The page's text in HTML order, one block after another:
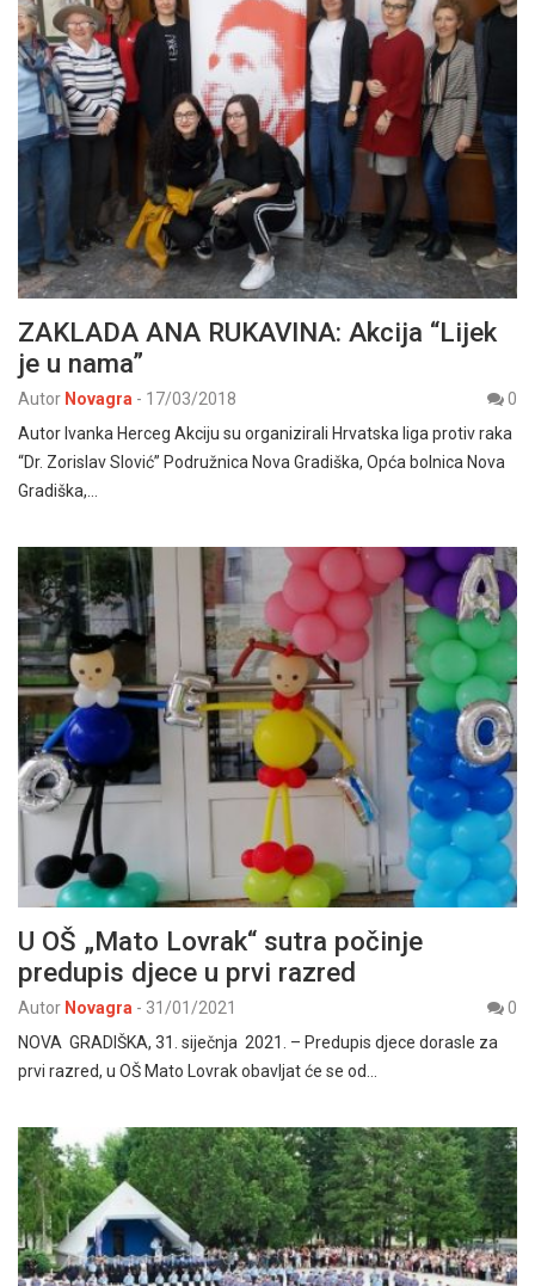
ZAKLADA ANA RUKAVINA: Akcija “Lijek
je u nama”
Autor Novagra - 17/03/2018
0
Autor Ivanka Herceg Akciju su organizirali Hrvatska liga protiv raka
“Dr. Zorislav Slović” Podružnica Nova Gradiška, Opća bolnica Nova
Gradiška,…
U OŠ „Mato Lovrak“ sutra počinje
predupis djece u prvi razred
Autor Novagra - 31/01/2021
0
NOVA GRADIŠKA, 31. siječnja 2021. – Predupis djece dorasle za
prvi razred, u OŠ Mato Lovrak obavljat će se od…